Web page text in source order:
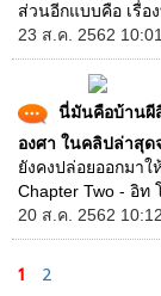
ส่วนอีกแบบคือ เรื่อ
23 ส.ค. 2562
นี่มันคือบ้านผี
องศา ในคลิปล่าสุด
ยังคงปล่อยออกมาใ
Chapter Two - อิท
20 ส.ค. 2562
1 2